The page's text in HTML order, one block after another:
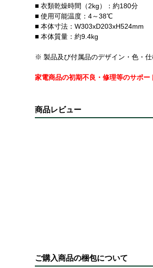
■ 衣類乾燥時間（2kg）：約180分
■ 使用可能温度：4～38℃
■ 本体寸法：W303xD203xH524mm
■ 本体質量：約9.4kg
※ 製品及び付属品のデザイン・色・
家電商品の初期不良・修理等のサポ
商品レビュー
ご購入商品の梱包について